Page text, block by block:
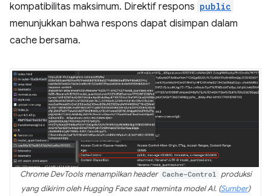
kompatibilitas maksimum. Direktif respons public
menunjukkan bahwa respons dapat disimpan dalam
cache bersama.
Chrome DevTools menampilkan header Cache-Control produksi
yang dikirim oleh Hugging Face saat meminta model AI. (Sumber)